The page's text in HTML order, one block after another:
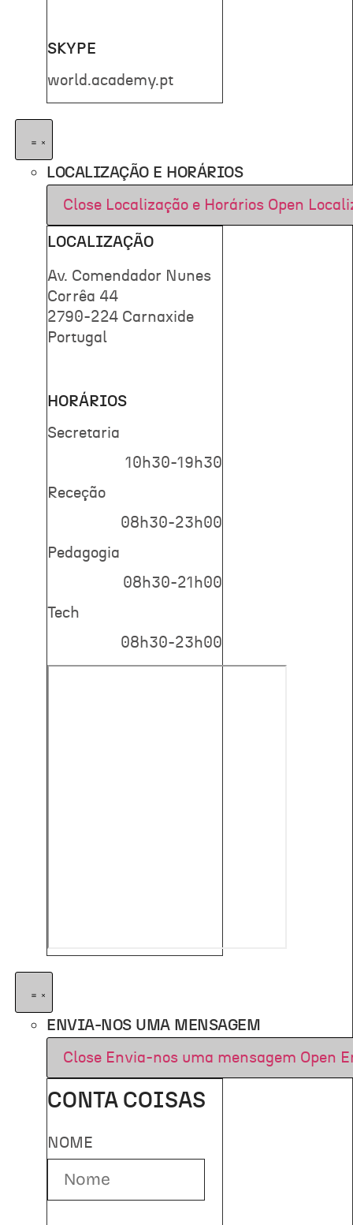
SKYPE
world.academy.pt
LOCALIZAÇÃO E HORÁRIOS
Close Localização e Horários Open
LOCALIZAÇÃO
Av. Comendador Nunes
Corrêa 44
2790-224 Carnaxide
Portugal
HORÁRIOS
Secretaria
10h30-19h30
Receção
08h30-23h00
Pedagogia
08h30-21h00
Tech
08h30-23h00
ENVIA-NOS UMA MENSAGEM
Close Envia-nos uma mensagem Open
CONTA COISAS
NOME